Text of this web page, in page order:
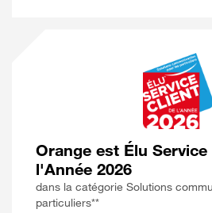
Orange est Élu
l'Année 2026
dans la catégorie Solutions
particuliers**